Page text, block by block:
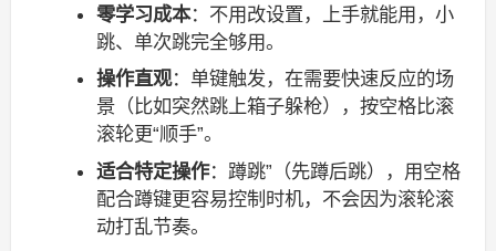
零学习成本：不用改设置，上手就能用，小
跳、单次跳完全够用。
操作直观：单键触发，在需要快速反应的场
景（比如突然跳上箱子躲枪），按空格比滚
滚轮更“顺手”。
适合特定操作：蹲跳”（先蹲后跳），用空格
配合蹲键更容易控制时机，不会因为滚轮滚
动打乱节奏。